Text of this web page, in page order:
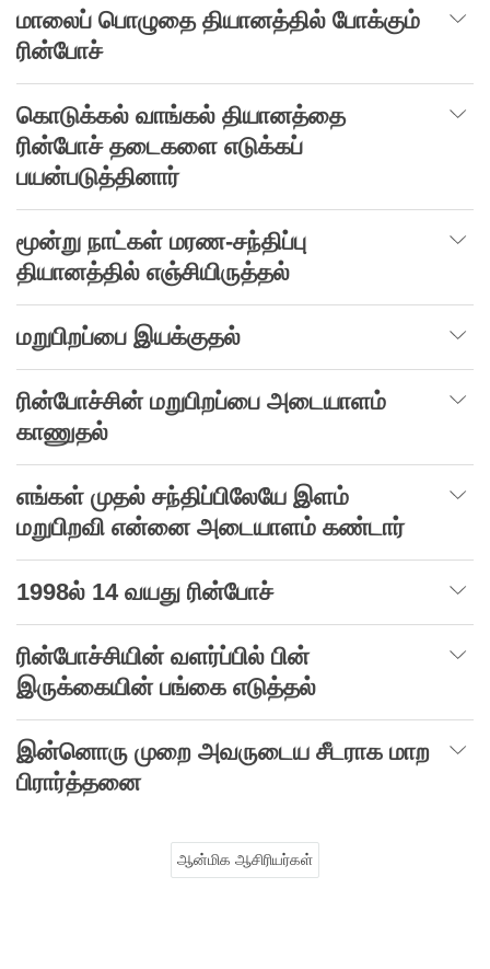
மாலைப் பொழுதை தியானத்தில் போக்கும்
ரின்போச்
கொடுக்கல் வாங்கல் தியானத்தை
ரின்போச் தடைகளை எடுக்கப்
பயன்படுத்தினார்
மூன்று நாட்கள் மரண-சந்திப்பு
தியானத்தில் எஞ்சியிருத்தல்
மறுபிறப்பை இயக்குதல்
ரின்போச்சின் மறுபிறப்பை அடையாளம்
காணுதல்
எங்கள் முதல் சந்திப்பிலேயே இளம்
மறுபிறவி என்னை அடையாளம் கண்டார்
1998ல் 14 வயது ரின்போச்
ரின்போச்சியின் வளர்ப்பில் பின்
இருக்கையின் பங்கை எடுத்தல்
இன்னொரு முறை அவருடைய சீடராக மாற
பிரார்த்தனை
ஆன்மிக ஆசிரியர்கள்